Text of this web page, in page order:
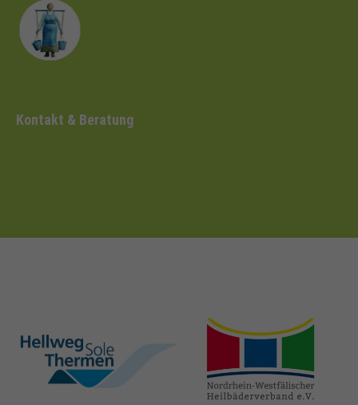
Kontakt & Beratung
hellweg-sole-
thermen.de
heilbaeder.de